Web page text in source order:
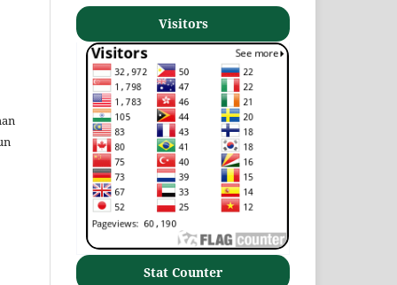
Visitors
Stat Counter